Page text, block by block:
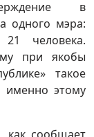
в
одного мэра:
21 человека.
при якобы
такое
именно этому